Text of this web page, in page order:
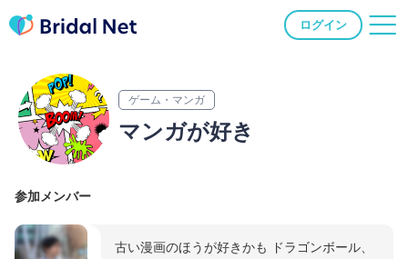
ログイン
ゲーム・マンガ
マンガが好き
参加メンバー
古い漫画のほうが好きかも ドラゴンボール、